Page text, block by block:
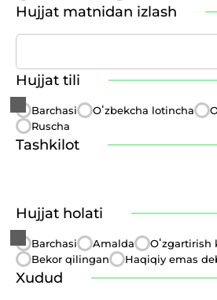
Hujjat matnidan izlash
Hujjat tili
Barchasi Oʻzbekcha lotincha
Ruscha
Tashkilot
Hujjat holati
Barchasi Amalda
Bekor qilingan
Haqiqiy emas
Xudud